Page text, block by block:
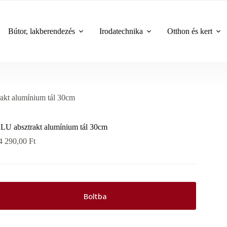
Bútor, lakberendezés Irodatechnika Otthon és kert
alumínium tál 30cm
absztrakt alumínium tál 30cm
290,00Ft
Boltba